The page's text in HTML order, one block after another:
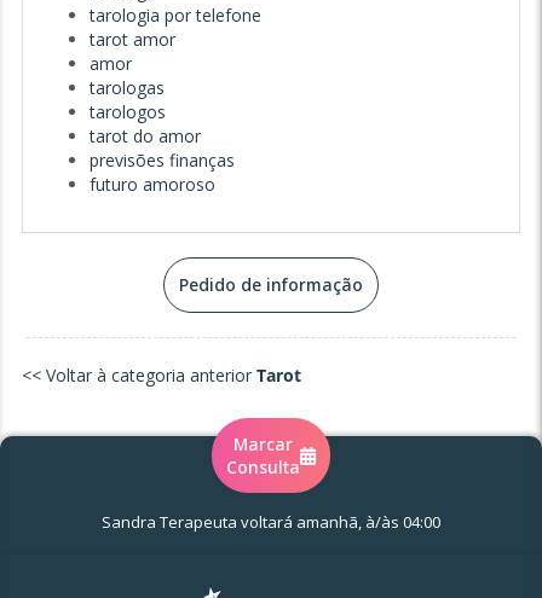
tarologia por telefone
tarot amor
amor
tarologas
tarologos
tarot do amor
previsões finanças
futuro amoroso
Pedido de informação
<< Voltar à categoria anterior Tarot
Marcar
Consulta
Sandra Terapeuta voltará amanhã, à/às 04:00